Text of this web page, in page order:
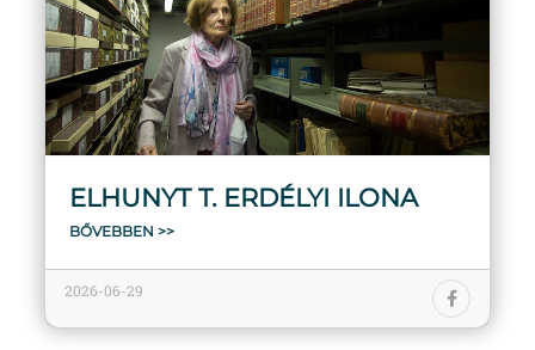
ELHUNYT T. ERDÉLYI ILONA
BŐVEBBEN >>
2026-06-29